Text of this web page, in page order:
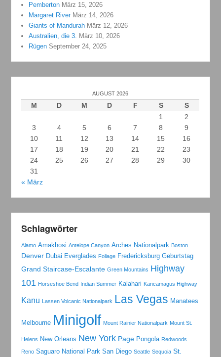
Pemberton März 15, 2026
Margaret River März 14, 2026
Giants of Mandurah März 12, 2026
Australien, die 3. März 10, 2026
Rügen September 24, 2025
AUGUST 2026
M D M D F S
S
1
2
3
4 5 6 7 8
9
10
11 12 13 14 15
16
17
18 19 20 21 22
23
24
25 26 27 28 29
30
31
« März
Schlagwörter
Alamo Amakhosi Antelope Canyon Arches Nationalpark Boston
Denver Dubai Everglades Foliage Fredericksburg Geburtstag
Grand Staircase-Escalante Green Mountains Highway
101 Horseshoe Bend Indian Summer Kalahari Kancamagus Highway
Kanu Lassen Volcanic Nationalpark Las Vegas Manatees
Melbourne Minigolf Mount Rainier Nationalpark Mount St.
Helens New Orleans New York Page Pongola Redwoods
Reno Saguaro National Park San Diego Seattle Sequoia St.